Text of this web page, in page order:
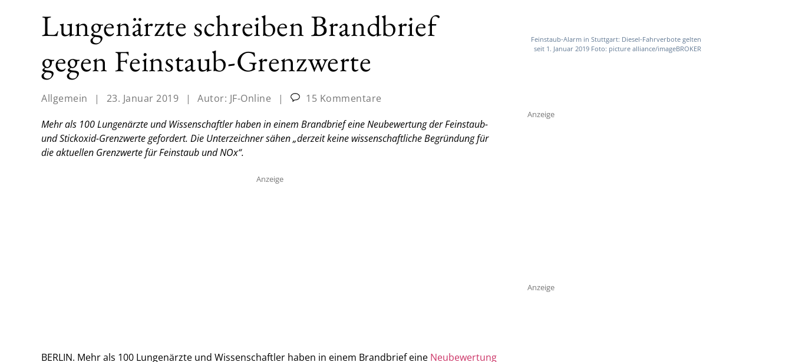
Lungenärzte schreiben Brandbrief
gegen Feinstaub-Grenzwerte
Allgemein | 23. Januar 2019 | Autor: JF-Online |
15 Kommentare
Mehr als 100 Lungenärzte und Wissenschaftler haben in einem Brandbrief eine Neubewertung der Feinstaub-
und Stickoxid-Grenzwerte gefordert. Die Unterzeichner sähen „derzeit keine wissenschaftliche Begründung für
die aktuellen Grenzwerte für Feinstaub und NOx“.
Anzeige
BERLIN. Mehr als 100 Lungenärzte und Wissenschaftler haben in einem Brandbrief eine Neubewertung
Feinstaub-Alarm in Stuttgart: Diesel-Fahrverbote gelten
seit 1. Januar 2019 Foto: picture alliance/imageBROKER
Anzeige
Anzeige